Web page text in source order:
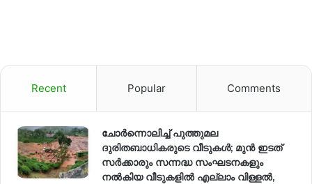
Recent Popular Comments
ചോർന്നൊലിച്ച് പുത്തുമല
ദുരിതബാധികരുടെ വീടുകൾ; മുൻ ഇടത്
സർക്കാരും സന്നദ്ധ സംഘടനകളും
നൽകിയ വീടുകളിൽ എല്ലാം വിള്ളൽ,